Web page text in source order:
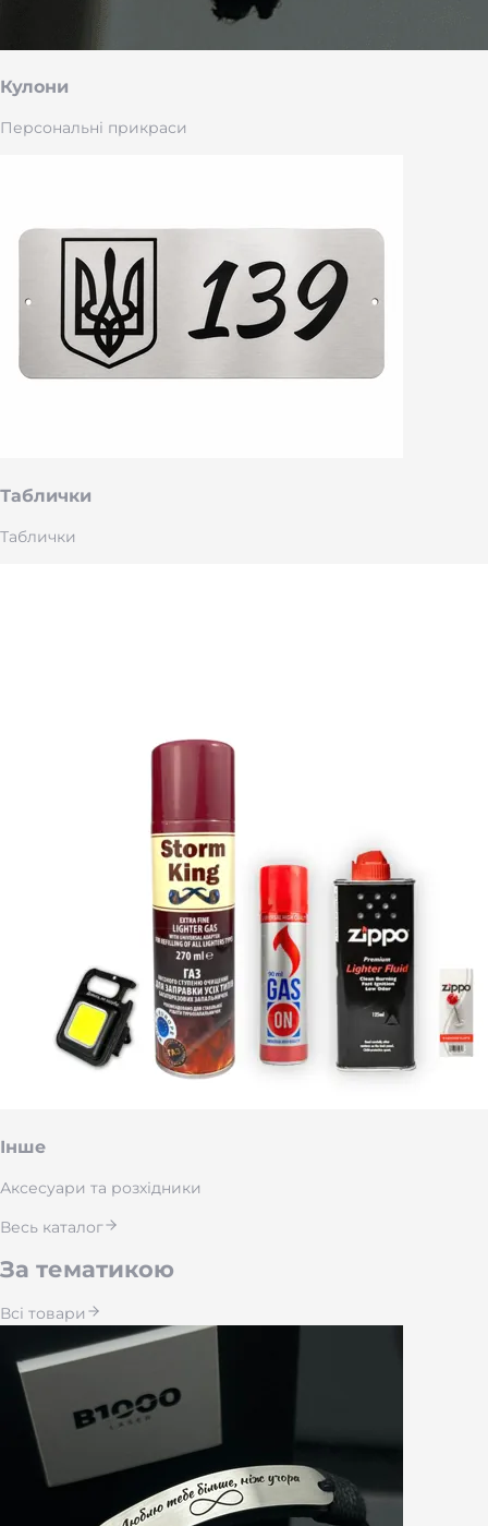
Кулони
Персональні прикраси
Таблички
Таблички
Інше
Аксесуари та розхідники
Весь каталог
За тематикою
Всі товари